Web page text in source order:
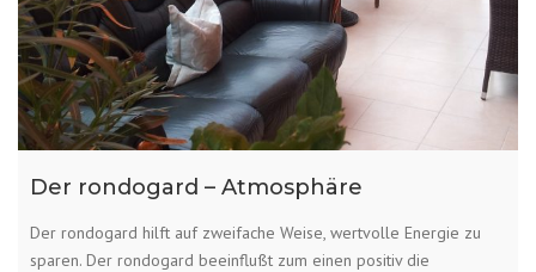
Der rondogard – Atmosphäre
Der rondogard hilft auf zweifache Weise, wertvolle Energie zu
sparen. Der rondogard beeinflußt zum einen positiv die